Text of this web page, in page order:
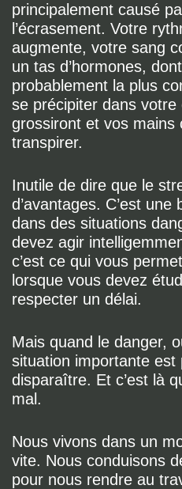
principalement causé
l’écrasement. Votre
augmente, votre sang
un tas d’hormones,
probablement la plus
se précipiter dans votre
grossiront et vos mains
transpirer.
Inutile de dire que le
d’avantages. C’est
dans des situations
devez agir
c’est ce qui vous
lorsque vous devez
respecter un délai.
Mais quand le danger,
situation importante
disparaître. Et c’est là
mal.
Nous vivons dans un
vite. Nous conduisons
pour nous rendre au